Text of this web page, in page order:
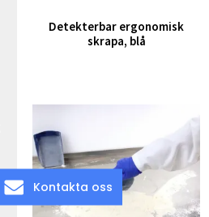
Detekterbar ergonomisk
skrapa, blå
Kontakta oss